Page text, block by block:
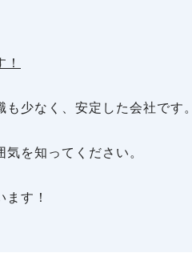
少なく、安定した会社です。
を知ってください。
す！